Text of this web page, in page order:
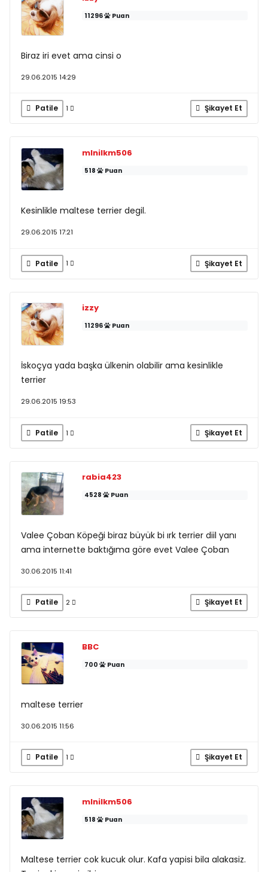
11296 Puan
Biraz iri evet ama cinsi o
29.06.2015 14:29
Patile 1 Şikayet Et
mlnilkm506
518 Puan
Kesinlikle maltese terrier degil.
29.06.2015 17:21
Patile 1 Şikayet Et
izzy
11296 Puan
İskoçya yada başka ülkenin olabilir ama kesinlikle
terrier
29.06.2015 19:53
Patile 1 Şikayet Et
rabia423
4528 Puan
Valee Çoban Köpeği biraz büyük bi ırk terrier diil yanı
ama internette baktığıma göre evet Valee Çoban
30.06.2015 11:41
Patile 2 Şikayet Et
BBC
700 Puan
maltese terrier
30.06.2015 11:56
Patile 1 Şikayet Et
mlnilkm506
518 Puan
Maltese terrier cok kucuk olur. Kafa yapisi bila alakasiz.